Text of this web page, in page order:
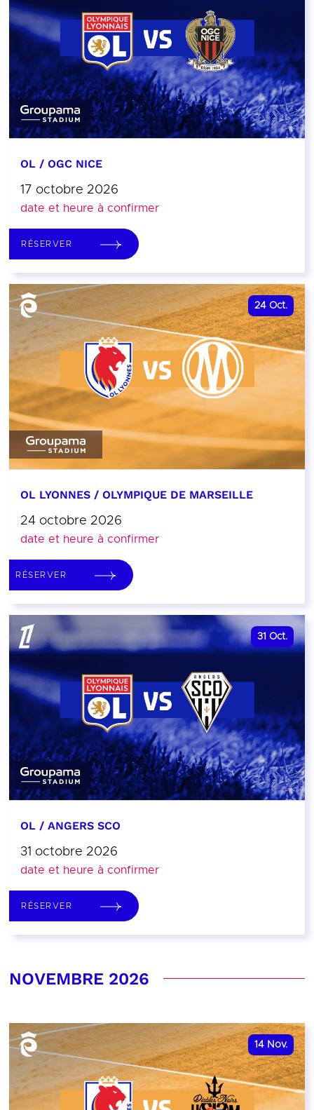
OL / OGC NICE
17 octobre 2026
date et heure à confirmer
RÉSERVER
24 Oct.
OL LYONNES / OLYMPIQUE DE MARSEILLE
24 octobre 2026
date et heure à confirmer
RÉSERVER
31 Oct.
OL / ANGERS SCO
31 octobre 2026
date et heure à confirmer
RÉSERVER
NOVEMBRE 2026
14 Nov.